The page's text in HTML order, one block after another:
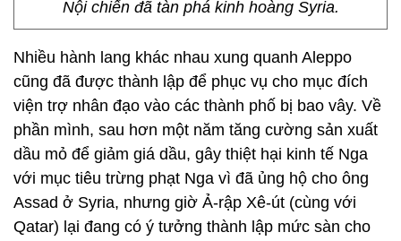
Nội chiến đã tàn phá kinh hoàng Syria.
Nhiều hành lang khác nhau xung quanh Aleppo
cũng đã được thành lập để phục vụ cho mục đích
viện trợ nhân đạo vào các thành phố bị bao vây. Về
phần mình, sau hơn một năm tăng cường sản xuất
dầu mỏ để giảm giá dầu, gây thiệt hại kinh tế Nga
với mục tiêu trừng phạt Nga vì đã ủng hộ cho ông
Assad ở Syria, nhưng giờ Ả-rập Xê-út (cùng với
Qatar) lại đang có ý tưởng thành lập mức sàn cho